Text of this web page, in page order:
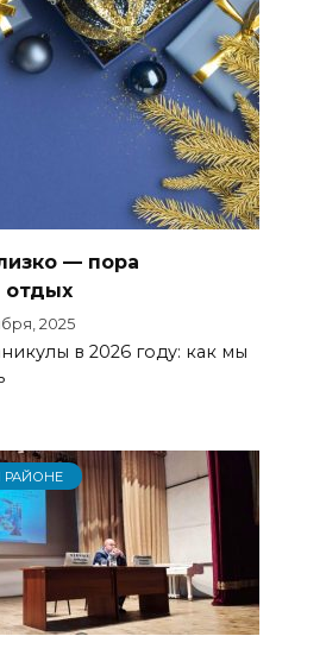
— пора
отдых
2025
в 2026 году: как мы
РАЙОНЕ